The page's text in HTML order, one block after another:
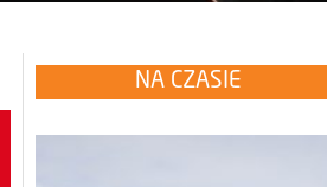
NA CZASIE